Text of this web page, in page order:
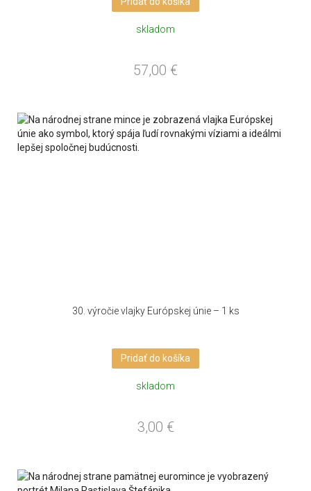
skladom
57,00 €
30. výročie vlajky Európskej únie – 1 ks
Pridať do košíka
skladom
3,00 €